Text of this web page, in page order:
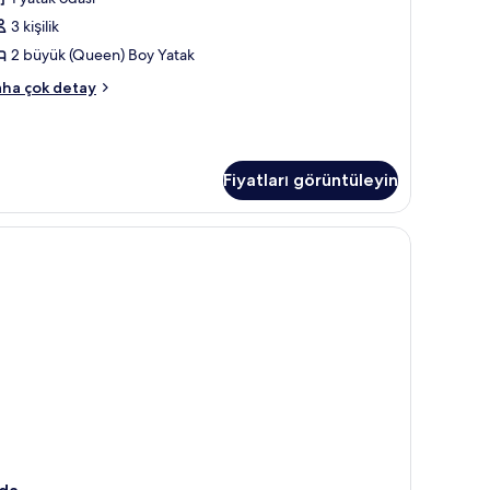
3 kişilik
2 büyük (Queen) Boy Yatak
çok detay
Fiyatları görüntüleyin